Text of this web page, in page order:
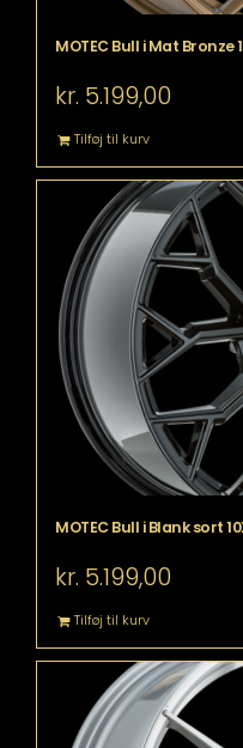
MOTEC Bull i Mat Bronze
kr. 5.199,00
Tilføj til kurv
MOTEC Bull i Blank sort
kr. 5.199,00
Tilføj til kurv